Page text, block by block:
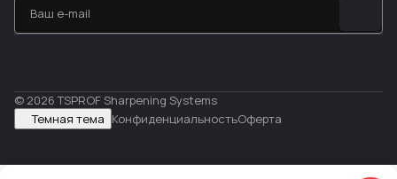
© 2026 TSPROF Sharpening Systems
Темная тема КонфиденциальностьОферта